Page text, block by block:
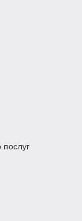
послуг